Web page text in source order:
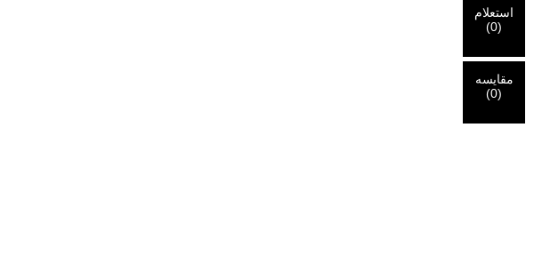
استعلام
(0)
مقایسه
(0)